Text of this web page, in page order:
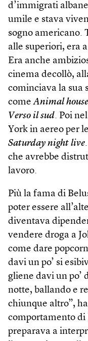
d’immigrati
umile e stava
sogno americano.
alle superiori, era
Era anche
cinema decollò,
cominciava la sua
comeAnimal house
Verso il sud. Poi
York in aereo per
Saturday night live
che avrebbe
lavoro.
Più la fama di
poter essere
diventava
vendere droga a
come dare
davi un po’ si
gliene davi un po’
notte, ballando e
chiunque altro”,
comportamento di
preparava a